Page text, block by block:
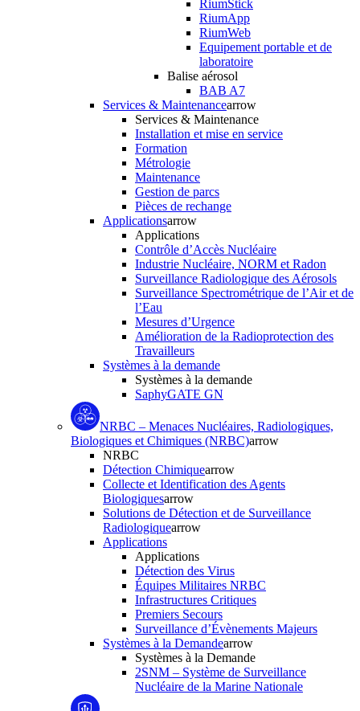
RiumStick
RiumApp
RiumWeb
Equipement portable et de
laboratoire
Balise aérosol
BAB A7
Services & Maintenancearrow
Services & Maintenance
Installation et mise en service
Formation
Métrologie
Maintenance
Gestion de parcs
Pièces de rechange
Applicationsarrow
Applications
Contrôle d’Accès Nucléaire
Industrie Nucléaire, NORM et Radon
Surveillance Radiologique des Aérosols
Surveillance Spectrométrique de l’Air et de
l’Eau
Mesures d’Urgence
Amélioration de la Radioprotection des
Travailleurs
Systèmes à la demande
Systèmes à la demande
SaphyGATE GN
NRBC – Menaces Nucléaires, Radiologiques,
Biologiques et Chimiques (NRBC)arrow
NRBC
Détection Chimiquearrow
Collecte et Identification des Agents
Biologiquesarrow
Solutions de Détection et de Surveillance
Radiologiquearrow
Applications
Applications
Détection des Virus
Équipes Militaires NRBC
Infrastructures Critiques
Premiers Secours
Surveillance d’Évènements Majeurs
Systèmes à la Demandearrow
Systèmes à la Demande
2SNM – Système de Surveillance
Nucléaire de la Marine Nationale